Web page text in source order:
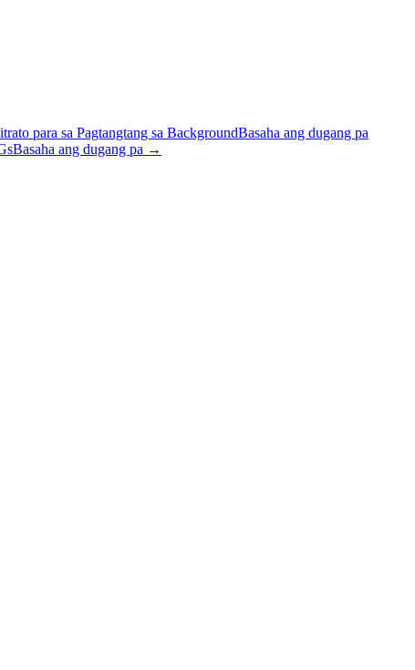
para sa Pagtangtang sa BackgroundBasaha ang dugang pa
Basaha ang dugang pa →